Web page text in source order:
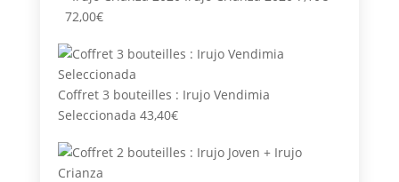
72,00€Plage
prix :
7,10€
à
72,00€
Coffret 3 bouteilles : Irujo Vendimia
Seleccionada 43,40€